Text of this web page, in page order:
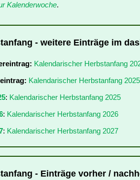
Kalenderwoche.
- weitere Einträge im
Kalendarischer Herbstanfang
Kalendarischer Herbstanfang 2025
: Kalendarischer Herbstanfang 2025
: Kalendarischer Herbstanfang 2026
: Kalendarischer Herbstanfang 2027
- Einträge vorher /